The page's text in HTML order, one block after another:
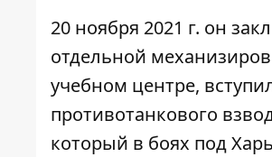
20 ноября 2021 г. он
отдельной
учебном центре,
противотанкового
который в боях под